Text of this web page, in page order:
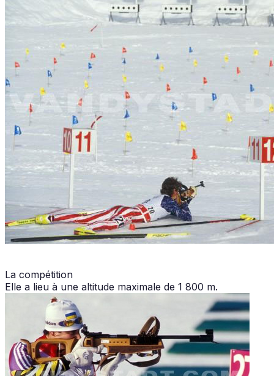
La compétition
Elle a lieu à une altitude maximale de 1 800 m.